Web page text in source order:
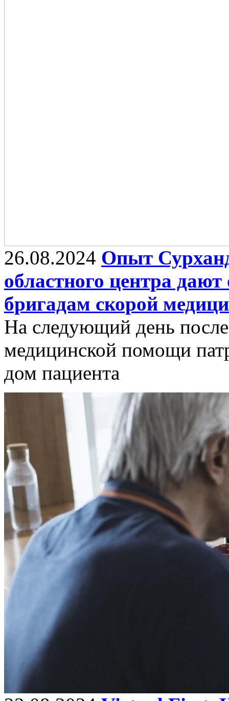
26.08.2024 Опыт
областного центра
бригадам скорой
На следующий день
медицинской помощи
дом пациента